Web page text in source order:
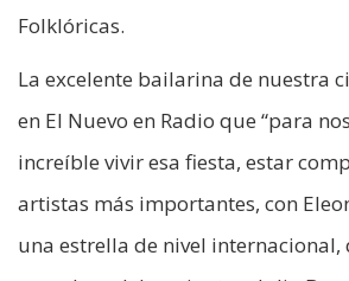
Folklóricas.
La excelente bailarina de nuestra
en El Nuevo en Radio que “para
increíble vivir esa fiesta, estar
artistas más importantes, con
una estrella de nivel internacional,